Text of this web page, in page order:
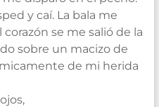
y caí. La bala me
se me salió de la
sobre un macizo de
de mi herida